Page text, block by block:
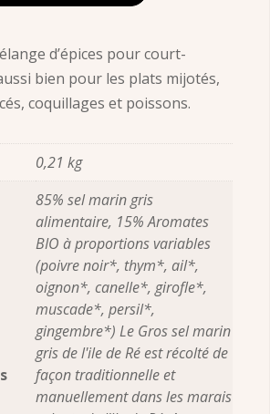
d’épices pour court-
bien pour les plats mijotés,
coquillages et poissons.
0,21 kg
85% sel marin gris
alimentaire, 15% Aromates
BIO à proportions variables
(poivre noir*, thym*, ail*,
oignon*, canelle*, girofle*,
muscade*, persil*,
gingembre*) Le Gros sel marin
gris de l'ile de Ré est récolté de
façon traditionnelle et
manuellement dans les marais